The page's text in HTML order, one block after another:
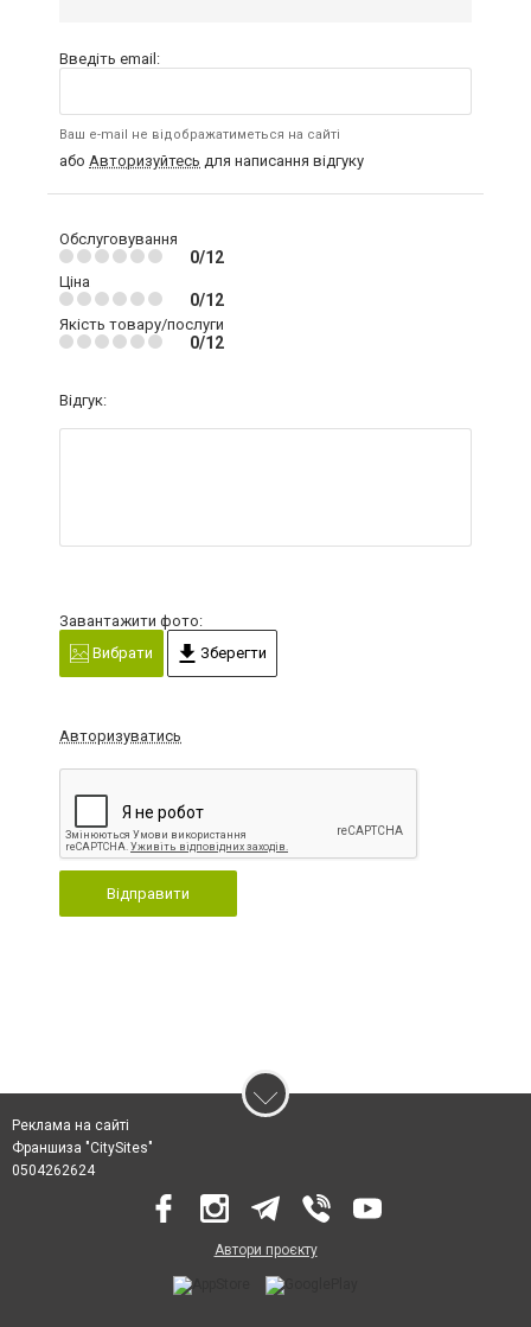
Введіть email:
Ваш e-mail не відображатиметься на сайті
або Авторизуйтесь для написання відгуку
Обслуговування
0/12
Ціна
0/12
Якість товару/послуги
0/12
Відгук:
Завантажити фото:
Вибрати
Зберегти
Авторизуватись
Відправити
Реклама на сайті
Франшиза "CitySites"
0504262624
Автори проєкту